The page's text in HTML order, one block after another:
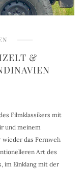
&
Filmklassikers mit
und meinem
wieder das Fernweh
Art des
im Einklang mit der